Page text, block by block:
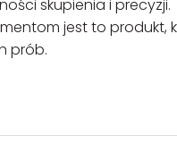
skupienia i precyzji.
jest to produkt,
prób.